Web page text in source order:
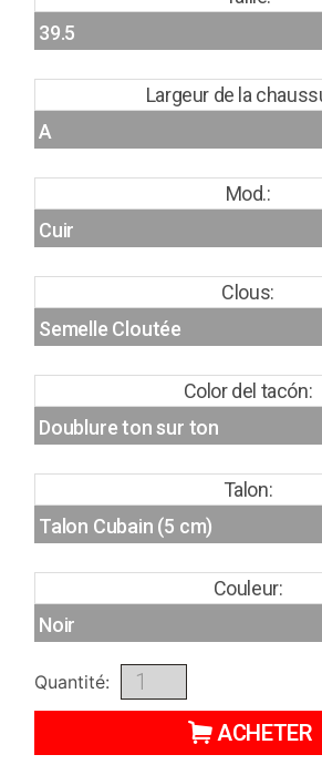
Largeur de la
Mod.:
Clous:
Color del tacón:
Talon:
Couleur:
Quantité:
ACHETER